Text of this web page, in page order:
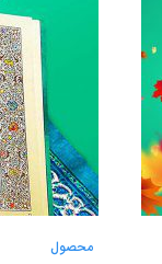
محصول